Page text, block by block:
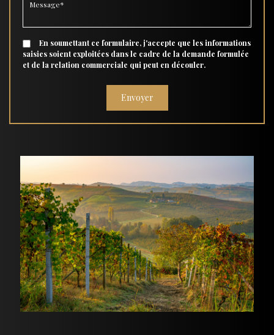
En soumettant ce formulaire, j'accepte que les informations
saisies soient exploitées dans le cadre de la demande formulée
et de la relation commerciale qui peut en découler.